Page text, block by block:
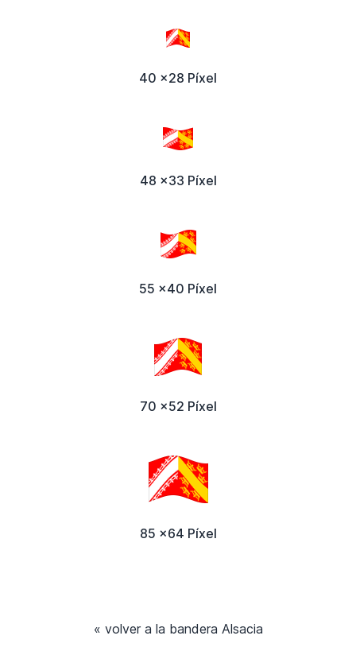
40 x28 Píxel
48 x33 Píxel
55 x40 Píxel
70 x52 Píxel
85 x64 Píxel
« volver a la bandera Alsacia